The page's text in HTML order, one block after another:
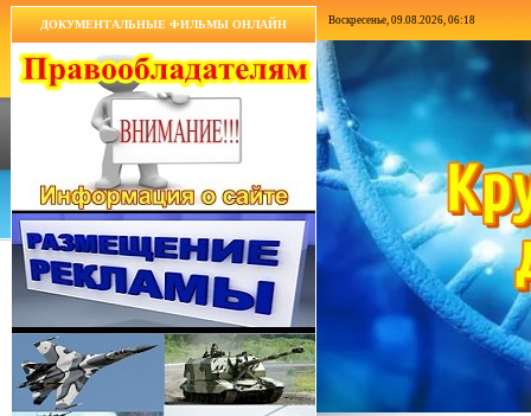
ДОКУМЕНТАЛЬНЫЕ ФИЛЬМЫ ОНЛАЙН Воскресенье, 09.08.2026, 06:18